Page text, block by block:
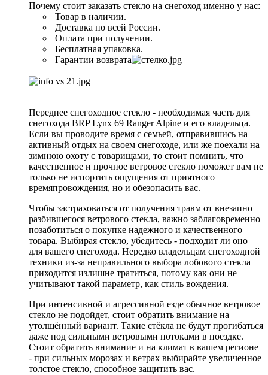
Почему стоит заказать стекло на снегоход именно у нас:
Товар в наличии.
Доставка по всей России.
Оплата при получении.
Бесплатная упаковка.
Гарантии возврата
Переднее снегоходное стекло - необходимая часть для
снегохода BRP Lynx 69 Ranger Alpine и его владельца.
Если вы проводите время с семьей, отправившись на
активный отдых на своем снегоходе, или же поехали на
зимнюю охоту с товарищами, то стоит помнить, что
качественное и прочное ветровое стекло поможет вам не
только не испортить ощущения от приятного
времяпровождения, но и обезопасить вас.
Чтобы застраховаться от получения травм от внезапно
разбившегося ветрового стекла, важно заблаговременно
позаботиться о покупке надежного и качественного
товара. Выбирая стекло, убедитесь - подходит ли оно
для вашего снегохода. Нередко владельцам снегоходной
техники из-за неправильного выбора лобового стекла
приходится излишне тратиться, потому как они не
учитывают такой параметр, как стиль вождения.
При интенсивной и агрессивной езде обычное ветровое
стекло не подойдет, стоит обратить внимание на
утолщённый вариант. Такие стёкла не будут прогибаться
даже под сильными ветровыми потоками в поездке.
Стоит обратить внимание и на климат в вашем регионе
- при сильных морозах и ветрах выбирайте увеличенное
толстое стекло, способное защитить вас.